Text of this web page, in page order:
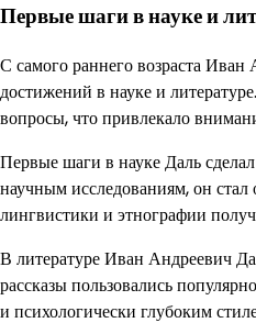
Первые шаги в науке и
С самого раннего возраста
достижений в науке и
вопросы, что привлекало
Первые шаги в науке Даль
научным исследованиям, он
лингвистики и этнографии
В литературе Иван Андреевич
рассказы пользовались
и психологически глубоким